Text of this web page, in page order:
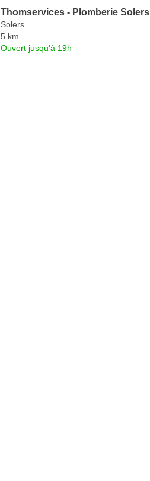
Thomservices - Plomberie Solers
Solers
5 km
Ouvert jusqu'à 19h